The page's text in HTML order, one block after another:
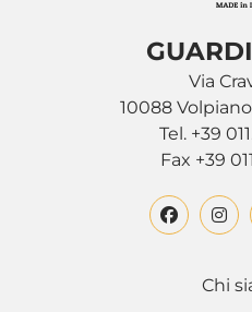
Via
10088
Tel. +39
Fax +39
Chi